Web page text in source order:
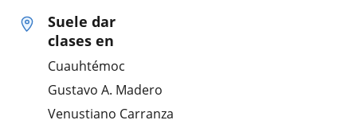
Suele dar
clases en
Cuauhtémoc
Gustavo A. Madero
Venustiano Carranza